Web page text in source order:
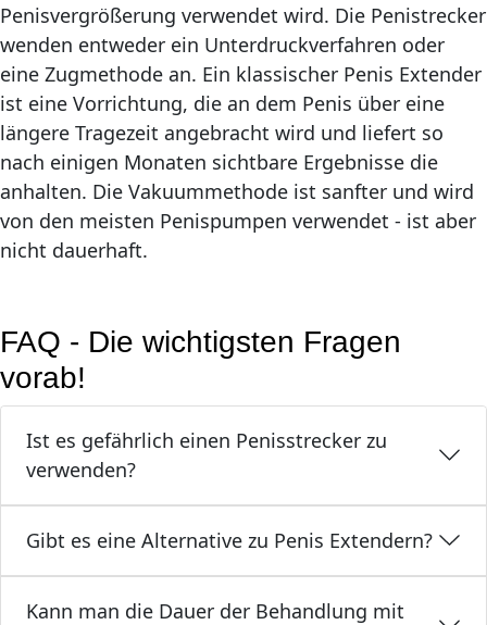
Penisvergrößerung verwendet wird. Die Penistrecker
wenden entweder ein Unterdruckverfahren oder
eine Zugmethode an. Ein klassischer Penis Extender
ist eine Vorrichtung, die an dem Penis über eine
längere Tragezeit angebracht wird und liefert so
nach einigen Monaten sichtbare Ergebnisse die
anhalten. Die Vakuummethode ist sanfter und wird
von den meisten Penispumpen verwendet - ist aber
nicht dauerhaft.
FAQ - Die wichtigsten Fragen
vorab!
Ist es gefährlich einen Penisstrecker zu
verwenden?
Gibt es eine Alternative zu Penis Extendern?
Kann man die Dauer der Behandlung mit